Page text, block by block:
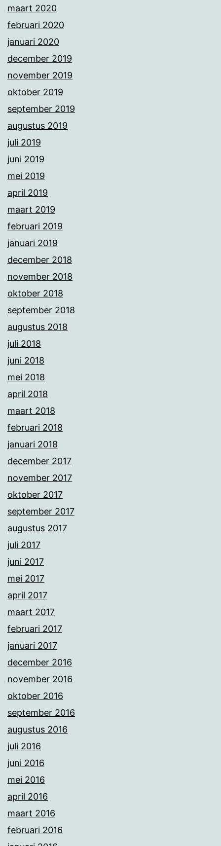
maart 2020
februari 2020
januari 2020
december 2019
november 2019
oktober 2019
september 2019
augustus 2019
juli 2019
juni 2019
mei 2019
april 2019
maart 2019
februari 2019
januari 2019
december 2018
november 2018
oktober 2018
september 2018
augustus 2018
juli 2018
juni 2018
mei 2018
april 2018
maart 2018
februari 2018
januari 2018
december 2017
november 2017
oktober 2017
september 2017
augustus 2017
juli 2017
juni 2017
mei 2017
april 2017
maart 2017
februari 2017
januari 2017
december 2016
november 2016
oktober 2016
september 2016
augustus 2016
juli 2016
juni 2016
mei 2016
april 2016
maart 2016
februari 2016